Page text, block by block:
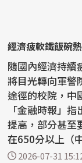
經濟疲軟鐵飯碗
隨國內經濟持續
將目光轉向軍警
途徑的校院，中
「金融時報」
提高，部分甚至
在650分以上（
5%到...
2026-07-31